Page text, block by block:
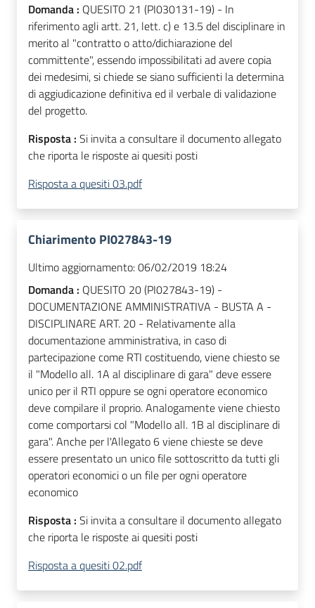
Domanda : QUESITO 21 (PI030131-19) - In
riferimento agli artt. 21, lett. c) e 13.5 del disciplinare in
merito al "contratto o atto/dichiarazione del
committente", essendo impossibilitati ad avere copia
dei medesimi, si chiede se siano sufficienti la determina
di aggiudicazione definitiva ed il verbale di validazione
del progetto.
Risposta : Si invita a consultare il documento allegato
che riporta le risposte ai quesiti posti
Risposta a quesiti 03.pdf
Chiarimento PI027843-19
Ultimo aggiornamento:06/02/2019 18:24
Domanda : QUESITO 20 (PI027843-19) -
DOCUMENTAZIONE AMMINISTRATIVA - BUSTA A -
DISCIPLINARE ART. 20 - Relativamente alla
documentazione amministrativa, in caso di
partecipazione come RTI costituendo, viene chiesto se
il "Modello all. 1A al disciplinare di gara" deve essere
unico per il RTI oppure se ogni operatore economico
deve compilare il proprio. Analogamente viene chiesto
come comportarsi col "Modello all. 1B al disciplinare di
gara". Anche per l'Allegato 6 viene chieste se deve
essere presentato un unico file sottoscritto da tutti gli
operatori economici o un file per ogni operatore
economico
Risposta : Si invita a consultare il documento allegato
che riporta le risposte ai quesiti posti
Risposta a quesiti 02.pdf